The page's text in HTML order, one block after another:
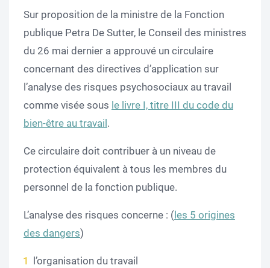
Sur proposition de la ministre de la Fonction
publique Petra De Sutter, le Conseil des ministres
du 26 mai dernier a approuvé un circulaire
concernant des directives d’application sur
l’analyse des risques psychosociaux au travail
comme visée sous le livre I, titre III du code du
bien-être au travail.
Ce circulaire doit contribuer à un niveau de
protection équivalent à tous les membres du
personnel de la fonction publique.
L’analyse des risques concerne : (les 5 origines
des dangers)
l’organisation du travail